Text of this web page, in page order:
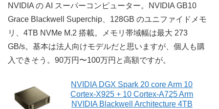
NVIDIA の AI スーパーコンピューター。NVIDIA GB10
Grace Blackwell Superchip、128GB のユニファイドメモ
リ、4TB NVMe M.2 搭載。メモリ帯域幅は最大 273
GB/s。基本は法人向けモデルだと思いますが、個人も購
入できそう。90万円〜100万円と高額ですが。
NVIDIA DGX Spark 20 core Arm 10
Cortex-X925 + 10 Cortex-A725 Arm
NVIDIA Blackwell Architecture 4TB